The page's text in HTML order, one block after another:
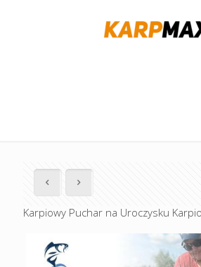
Karpiowy Puchar na Uroczysku